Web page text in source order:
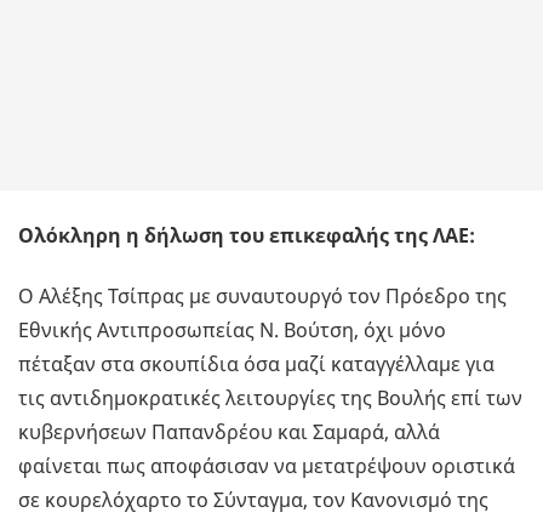
Ολόκληρη η δήλωση του επικεφαλής της ΛΑΕ:
Ο Αλέξης Τσίπρας με συναυτουργό τον Πρόεδρο της
Εθνικής Αντιπροσωπείας Ν. Βούτση, όχι μόνο
πέταξαν στα σκουπίδια όσα μαζί καταγγέλλαμε για
τις αντιδημοκρατικές λειτουργίες της Βουλής επί των
κυβερνήσεων Παπανδρέου και Σαμαρά, αλλά
φαίνεται πως αποφάσισαν να μετατρέψουν οριστικά
σε κουρελόχαρτο το Σύνταγμα, τον Κανονισμό της